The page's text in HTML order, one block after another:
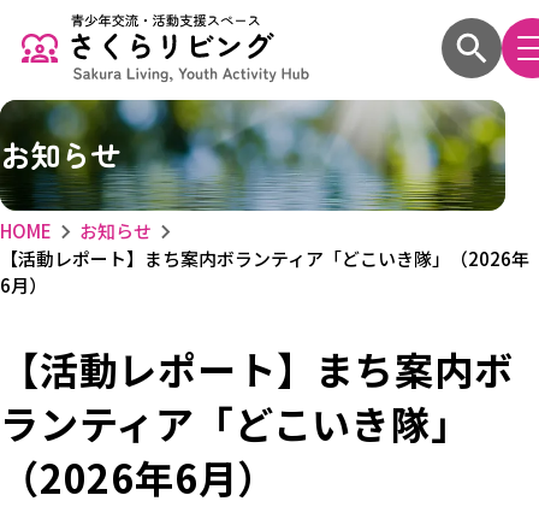
お知らせ
HOME
お知らせ
【活動レポート】まち案内ボランティア「どこいき隊」（2026年
6月）
【活動レポート】まち案内ボ
ランティア「どこいき隊」
（2026年6月）